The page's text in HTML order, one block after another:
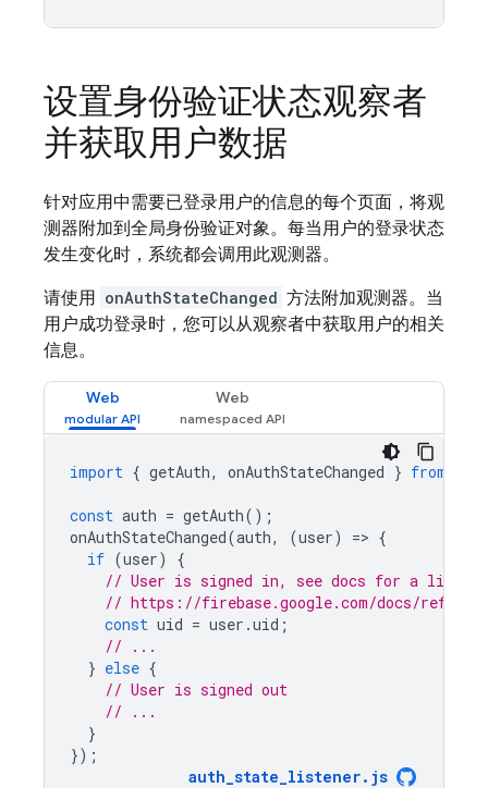
设置身份验证状态观察者
并获取用户数据
针对应用中需要已登录用户的信息的每个页面，将观
测器附加到全局身份验证对象。每当用户的登录状态
发生变化时，系统都会调用此观测器。
请使用 onAuthStateChanged 方法附加观测器。当
用户成功登录时，您可以从观察者中获取用户的相关
信息。
Web Web
import { getAuth, onAuthStateChanged } from
const auth = getAuth();
onAuthStateChanged(auth, (user) => {
if (user)
{
// User is signed in, see docs for a list
// https://firebase.google.com/docs/
const uid = user .uid ;
// ...
} else {
// User is signed out
// ...
}
});
auth_state_listener. js